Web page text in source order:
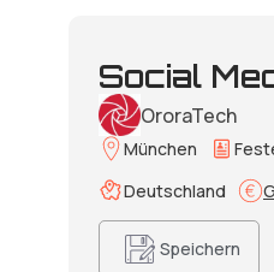
Social
OroraTech
München
Deutschland
Speichern